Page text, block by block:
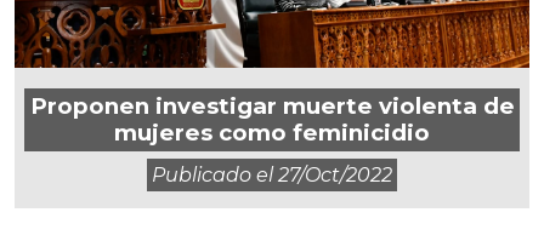
Proponen investigar muerte violenta de
mujeres como feminicidio
Publicado el27/oct/2022